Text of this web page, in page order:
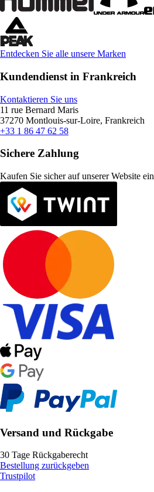
Entdecken Sie alle unsere Marken
Kundendienst in Frankreich
Kontaktieren Sie uns
11 rue Bernard Maris
37270 Montlouis-sur-Loire, Frankreich
+33 1 86 47 62 58
Sichere Zahlung
Kaufen Sie sicher auf unserer Website ein
Versand und Rückgabe
30 Tage Rückgaberecht
Bestellung zurückgeben
Trustpilot